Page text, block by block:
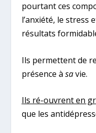
pourtant ces
l’anxiété, le stress
résultats
Ils permettent de
présence à savie.
Ils ré-ouvrent en
que les